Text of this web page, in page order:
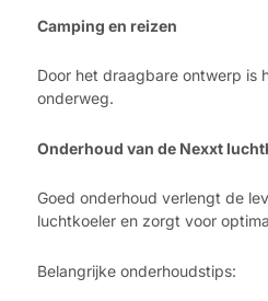
Camping en reizen
Door het draagbare ontwerp is
onderweg.
Onderhoud van de Nexxt
Goed onderhoud verlengt de
luchtkoeler en zorgt voor
Belangrijke onderhoudstips: